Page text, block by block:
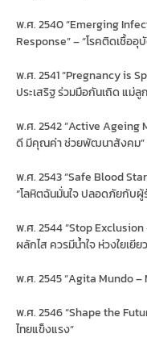
พ.ศ. 2540 “Emerging
Response” – “โรคติดเชื้อ
พ.ศ. 2541 “Pregnancy is
ประเสริฐ ร่วมมือกันเถิด แม่
พ.ศ. 2542 “Active Ageing
ดี มีคุณค่า ช่วยพัฒนาสังคม”
พ.ศ. 2543 “Safe Blood
“โลหิตฉันมั่นใจ ปลอดภัยกับผู้
พ.ศ. 2544 “Stop
ผลักไส ควรมีน้ำใจ ห่วงใยเยีย
พ.ศ. 2545 “Agita Mundo –
พ.ศ. 2546 “Shape the
ไทยแข็งแรง”